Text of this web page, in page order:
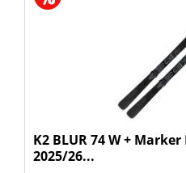
K2 BLUR 74 W + Marker
2025/26...